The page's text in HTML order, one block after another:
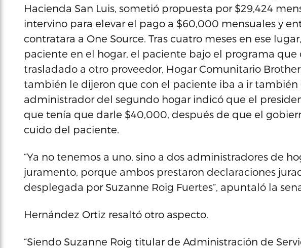
Hacienda San Luis, sometió propuesta por $29,424
intervino para elevar el pago a $60,000 mensuales y
contratara a One Source. Tras cuatro meses en ese
paciente en el hogar, el paciente bajo el programa que
trasladado a otro proveedor, Hogar Comunitario
también le dijeron que con el paciente iba a ir también
administrador del segundo hogar indicó que el
que tenía que darle $40,000, después de que el
cuido del paciente.
“Ya no tenemos a uno, sino a dos administradores de
juramento, porque ambos prestaron declaraciones
desplegada por Suzanne Roig Fuertes”, apuntaló la
Hernández Ortiz resaltó otro aspecto.
“Siendo Suzanne Roig titular de Administración de